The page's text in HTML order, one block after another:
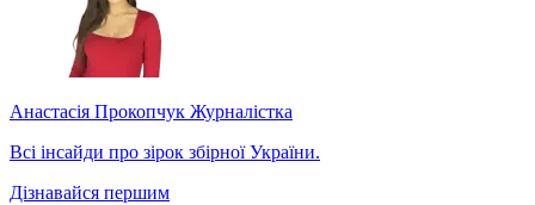
Анастасія Прокопчук Журналістка
Всі інсайди про зірок збірної України.
Дізнавайся першим